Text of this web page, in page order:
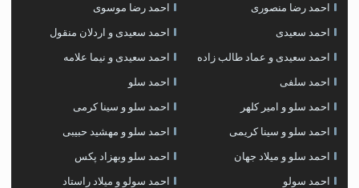
احمد رضا منصوری احمد رضا موسوی
احمد سعیدی احمد سعیدی و اردلان منقول
احمد سعیدی و عماد طالب زاده احمد سعیدی و نیما علامه
احمد سلفی احمد سلو
احمد سلو و امیر کلهر احمد سلو و سینا کرمی
احمد سلو و سینا کریمی احمد سلو و مهشید حبیبی
احمد سلو و میلاد جهان احمد سلو وبهزاد پکس
احمد سولو احمد سولو و میلاد راستاد